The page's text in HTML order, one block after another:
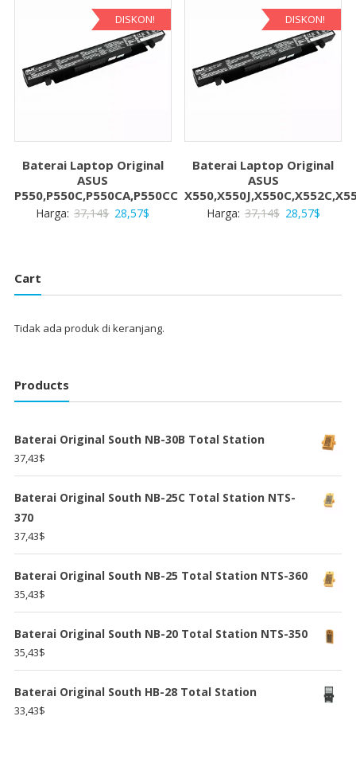
28,57$.
DISKON!
Baterai Laptop Original
ASUS
P550,P550C,P550CA,P550CC
Harga: 37,14$ Harga
28,57$
28,57$.
DISKON!
Baterai Laptop Original
ASUS
Harga: 37,14$ Harga
28,57$Harga
28,57$.
Cart
Tidak ada produk di keranjang.
Products
Baterai Original South NB-30B Total Station
37,43$
Baterai Original South NB-25C Total Station NTS-
370
37,43$
Baterai Original South NB-25 Total Station NTS-360
35,43$
Baterai Original South NB-20 Total Station NTS-350
35,43$
Baterai Original South HB-28 Total Station
33,43$